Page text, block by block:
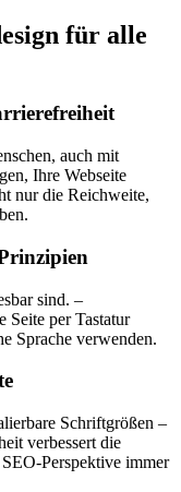
für alle
auch mit
Ihre Webseite
nur die Reichweite,
sind. –
Seite per Tastatur
Sprache verwenden.
Schriftgrößen –
verbessert die
Perspektive immer